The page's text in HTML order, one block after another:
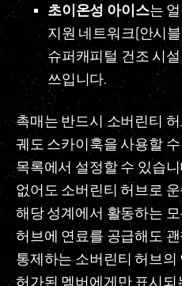
초이온성 아이스는
지원 네트워크(안시
슈퍼캐피털 건조 시
쓰입니다.
촉매는 반드시 소버린티
궤도 스카이훅을 사용할
목록에서 설정할 수 있습
없어도 소버린티 허브로
해당 성계에서 활동하는
허브에 연료를 공급해도
통제하는 소버린티 허브의
허가된 멤버에게만 표시